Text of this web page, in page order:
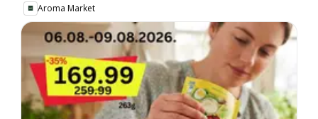
Aroma Market